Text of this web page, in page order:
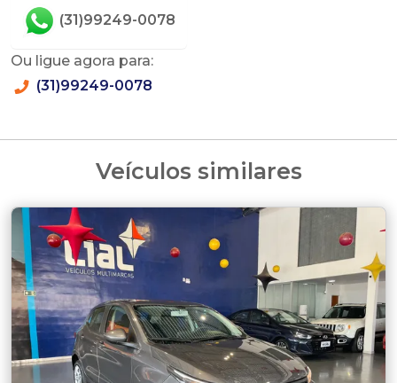
(31)99249-0078
Ou ligue agora para:
(31)99249-0078
Veículos similares